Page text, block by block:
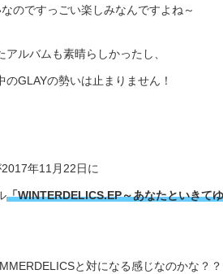
のですっごい楽しみなんですよね～
アルバムも素晴らしかったし、
のGLAYの勢いは止まりません！
年11月22日に
「WINTERDELICS.EP～あなたといきて
と対になる感じなのかな？？